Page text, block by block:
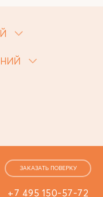
+7 495 150-57-72
ЗАКАЗАТЬ ПОВЕРКУ